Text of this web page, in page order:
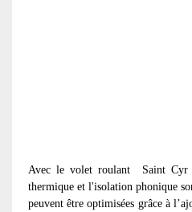
Avec le volet roulant
Saint
thermique et l'isolation phonique
peuvent être optimisées grâce à